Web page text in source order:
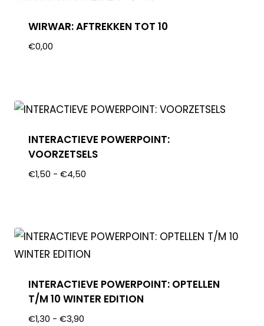
WIRWAR: AFTREKKEN TOT 10
€0,00
INTERACTIEVE POWERPOINT:
VOORZETSELS
€1,50 - €4,50
INTERACTIEVE POWERPOINT: OPTELLEN
T/M 10 WINTER EDITION
€1,30 - €3,90